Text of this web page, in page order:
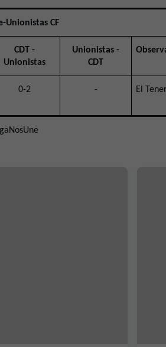
Unionistas CF
CDT -
Unionistas
Unionistas -
CDT
0-2 - El